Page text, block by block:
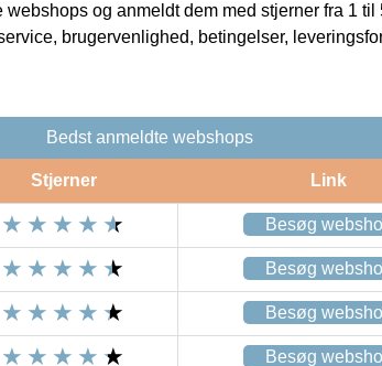
og anmeldt dem med stjerner fra 1 til
brugervenlighed, betingelser,
Bedst anmeldte webshops
Stjerner Link
Besøg
Besøg
Besøg
Besøg